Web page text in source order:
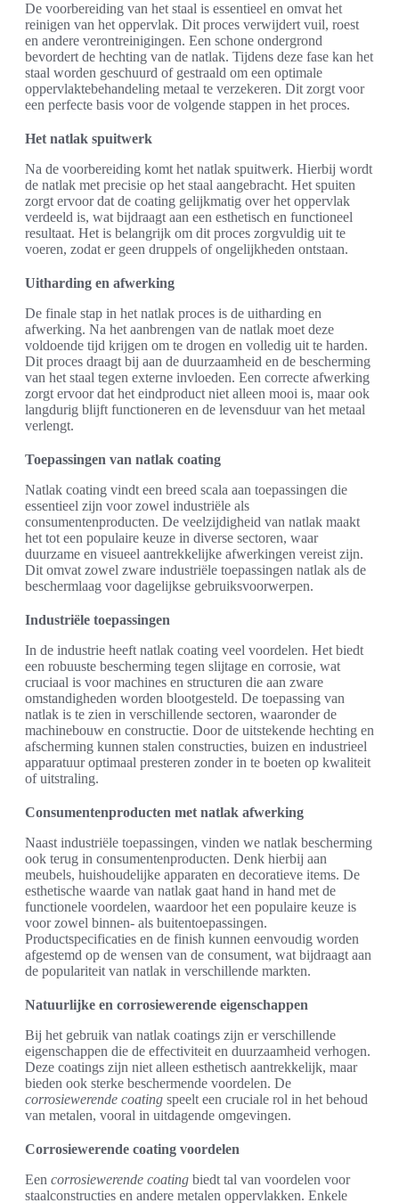
De voorbereiding van het staal is essentieel en omvat het
reinigen van het oppervlak. Dit proces verwijdert vuil, roest
en andere verontreinigingen. Een schone ondergrond
bevordert de hechting van de natlak. Tijdens deze fase kan het
staal worden geschuurd of gestraald om een optimale
oppervlaktebehandeling metaal te verzekeren. Dit zorgt voor
een perfecte basis voor de volgende stappen in het proces.
Het natlak spuitwerk
Na de voorbereiding komt het natlak spuitwerk. Hierbij wordt
de natlak met precisie op het staal aangebracht. Het spuiten
zorgt ervoor dat de coating gelijkmatig over het oppervlak
verdeeld is, wat bijdraagt aan een esthetisch en functioneel
resultaat. Het is belangrijk om dit proces zorgvuldig uit te
voeren, zodat er geen druppels of ongelijkheden ontstaan.
Uitharding en afwerking
De finale stap in het natlak proces is de uitharding en
afwerking. Na het aanbrengen van de natlak moet deze
voldoende tijd krijgen om te drogen en volledig uit te harden.
Dit proces draagt bij aan de duurzaamheid en de bescherming
van het staal tegen externe invloeden. Een correcte afwerking
zorgt ervoor dat het eindproduct niet alleen mooi is, maar ook
langdurig blijft functioneren en de levensduur van het metaal
verlengt.
Toepassingen van natlak coating
Natlak coating vindt een breed scala aan toepassingen die
essentieel zijn voor zowel industriële als
consumentenproducten. De veelzijdigheid van natlak maakt
het tot een populaire keuze in diverse sectoren, waar
duurzame en visueel aantrekkelijke afwerkingen vereist zijn.
Dit omvat zowel zware industriële toepassingen natlak als de
beschermlaag voor dagelijkse gebruiksvoorwerpen.
Industriële toepassingen
In de industrie heeft natlak coating veel voordelen. Het biedt
een robuuste bescherming tegen slijtage en corrosie, wat
cruciaal is voor machines en structuren die aan zware
omstandigheden worden blootgesteld. De toepassing van
natlak is te zien in verschillende sectoren, waaronder de
machinebouw en constructie. Door de uitstekende hechting en
afscherming kunnen stalen constructies, buizen en industrieel
apparatuur optimaal presteren zonder in te boeten op kwaliteit
of uitstraling.
Consumentenproducten met natlak afwerking
Naast industriële toepassingen, vinden we natlak bescherming
ook terug in consumentenproducten. Denk hierbij aan
meubels, huishoudelijke apparaten en decoratieve items. De
esthetische waarde van natlak gaat hand in hand met de
functionele voordelen, waardoor het een populaire keuze is
voor zowel binnen- als buitentoepassingen.
Productspecificaties en de finish kunnen eenvoudig worden
afgestemd op de wensen van de consument, wat bijdraagt aan
de populariteit van natlak in verschillende markten.
Natuurlijke en corrosiewerende eigenschappen
Bij het gebruik van natlak coatings zijn er verschillende
eigenschappen die de effectiviteit en duurzaamheid verhogen.
Deze coatings zijn niet alleen esthetisch aantrekkelijk, maar
bieden ook sterke beschermende voordelen. De
corrosiewerende coating speelt een cruciale rol in het behoud
van metalen, vooral in uitdagende omgevingen.
Corrosiewerende coating voordelen
Een corrosiewerende coating biedt tal van voordelen voor
staalconstructies en andere metalen oppervlakken. Enkele